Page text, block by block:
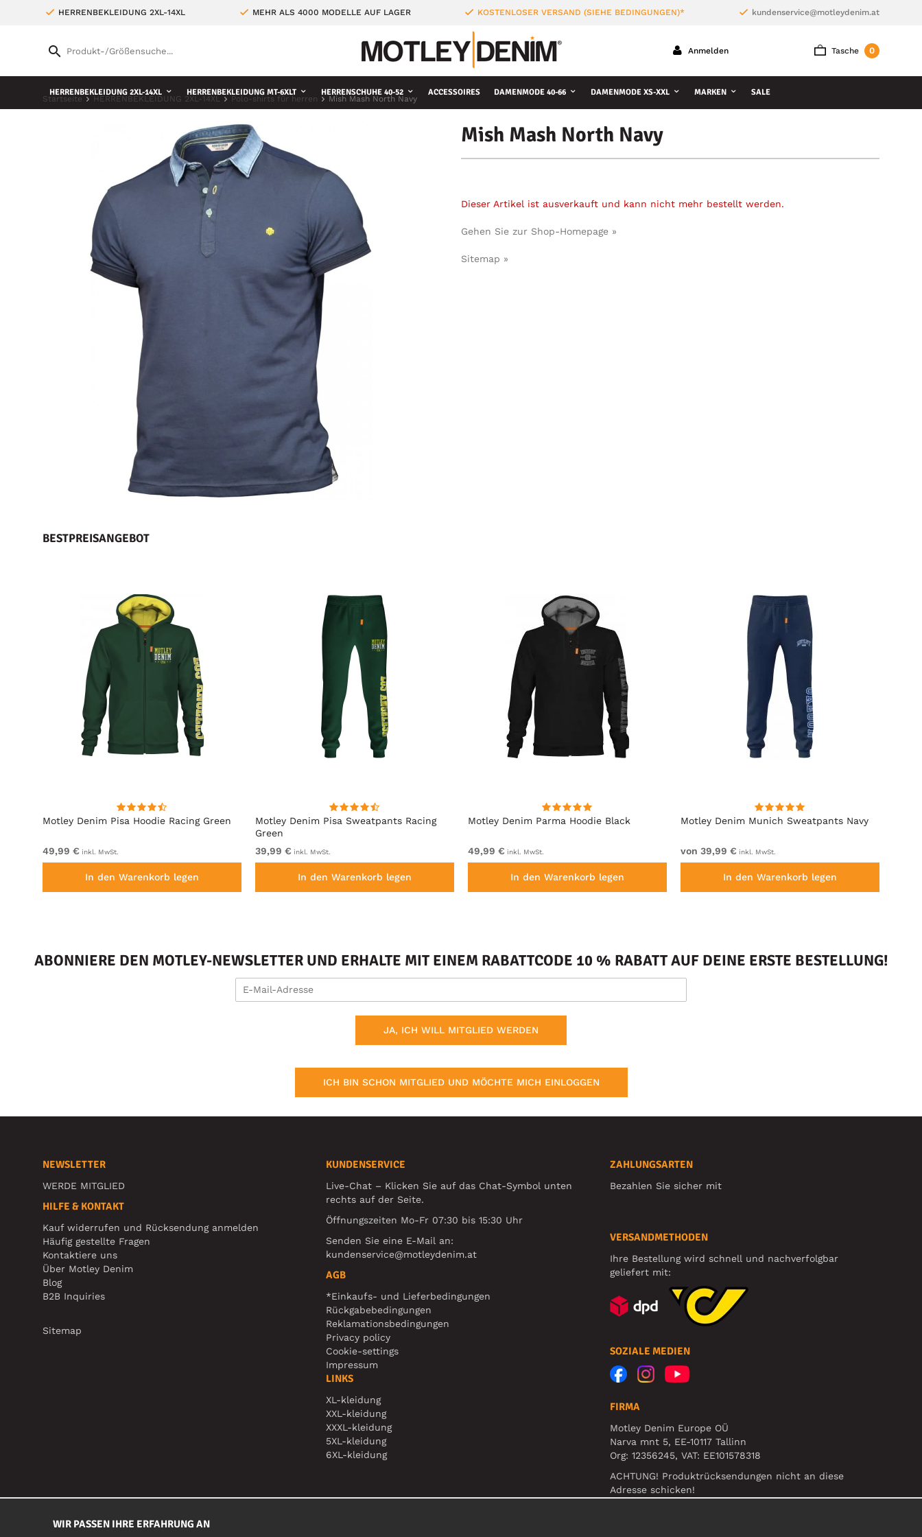
HERRENBEKLEIDUNG 2XL-14XL MEHR ALS 4000 MODELLE AUF LAGER KOSTENLOSER VERSAND (SIEHE BEDINGUNGEN)* kundenservice@motleydenim.at
Tasche 0
Anmelden
HERRENBEKLEIDUNG 2XL-14XL HERRENBEKLEIDUNG MT-6XLT HERRENSCHUHE 40-52 ACCESSOIRES DAMENMODE 40-66 DAMENMODE XS-XXL MARKEN SALE
Startseite HERRENBEKLEIDUNG 2XL-14XL Polo-shirts für herren Mish Mash North Navy
Mish Mash North Navy
Dieser Artikel ist ausverkauft und kann nicht mehr bestellt werden.
Gehen Sie zur Shop-Homepage »
Sitemap »
BESTPREISANGEBOT
Motley Denim Pisa Hoodie Racing Green
49,99 € inkl. MwSt.
In den Warenkorb legen
Motley Denim Pisa Sweatpants Racing
Green
39,99 € inkl. MwSt.
In den Warenkorb legen
Motley Denim Parma Hoodie Black
49,99 € inkl. MwSt.
In den Warenkorb legen
Motley Denim Munich Sweatpants Navy
von 39,99 € inkl. MwSt.
In den Warenkorb legen
ABONNIERE DEN MOTLEY-NEWSLETTER UND ERHALTE MIT EINEM RABATTCODE 10 % RABATT AUF DEINE ERSTE BESTELLUNG!
JA, ICH WILL MITGLIED WERDEN
ICH BIN SCHON MITGLIED UND MÖCHTE MICH EINLOGGEN
NEWSLETTER
WERDE MITGLIED
HILFE & KONTAKT
Kauf widerrufen und Rücksendung anmelden
Häufig gestellte Fragen
Kontaktiere uns
Über Motley Denim
Blog
B2B Inquiries
Sitemap
KUNDENSERVICE
Live-Chat – Klicken Sie auf das Chat-Symbol unten
rechts auf der Seite.
Öffnungszeiten Mo-Fr 07:30 bis 15:30 Uhr
Senden Sie eine E-Mail an:
kundenservice@motleydenim.at
AGB
*Einkaufs- und Lieferbedingungen
Rückgabebedingungen
Reklamationsbedingungen
Privacy policy
Cookie-settings
Impressum
LINKS
XL-kleidung
XXL-kleidung
XXXL-kleidung
5XL-kleidung
6XL-kleidung
ZAHLUNGSARTEN
Bezahlen Sie sicher mit
VERSANDMETHODEN
Ihre Bestellung wird schnell und nachverfolgbar
geliefert mit:
SOZIALE MEDIEN
FIRMA
Motley Denim Europe OÜ
Narva mnt 5, EE-10117 Tallinn
Org: 12356245, VAT: EE101578318
ACHTUNG! Produktrücksendungen nicht an diese
Adresse schicken!
WIR PASSEN IHRE ERFAHRUNG AN